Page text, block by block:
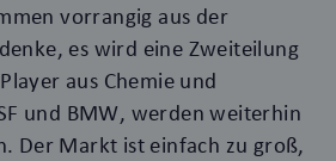
vorrangig aus der
es wird eine Zweiteilung
aus Chemie und
und BMW, werden weiterhin
Der Markt ist einfach zu groß,